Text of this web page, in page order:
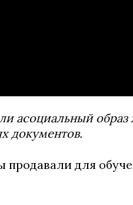
асоциальный
документов.
продавали для